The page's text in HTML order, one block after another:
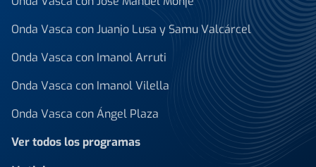
Onda Vasca con Juanjo Lusa y Samu Valcárcel
Onda Vasca con Imanol Arruti
Onda Vasca con Imanol Vilella
Onda Vasca con Ángel Plaza
Ver todos los programas